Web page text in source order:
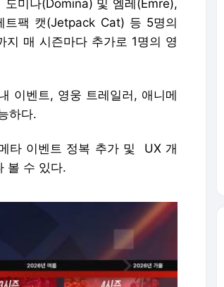
도미나(Domina) 및 엠레(Emre),
트팩 캣(Jetpack Cat) 등 5명의
매 시즌마다 추가로 1명의 영
이벤트, 영웅 트레일러, 애니메
하다.
타 이벤트 정복 추가 및 UX 개
볼 수 있다.